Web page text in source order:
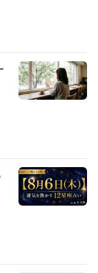
人生相談:29年
相手 メンタル、鬱
お悩み相談
話し相手
ナーチャイルド